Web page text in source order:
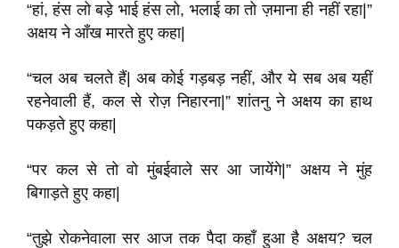
“हां, हंस लो बड़े भाई हंस लो, भलाई का तो ज़माना ही नहीं रहा|”
अक्षय ने आँख मारते हुए कहा|
“चल अब चलते हैं| अब कोई गड़बड़ नहीं, और ये सब अब यहीं
रहनेवाली हैं, कल से रोज़ निहारना|” शांतनु ने अक्षय का हाथ
पकड़ते हुए कहा|
“पर कल से तो वो मुंबईवाले सर आ जायेंगे|” अक्षय ने मुंह
बिगाड़ते हुए कहा|
“तुझे रोकनेवाला सर आज तक पैदा कहाँ हुआ है अक्षय? चल